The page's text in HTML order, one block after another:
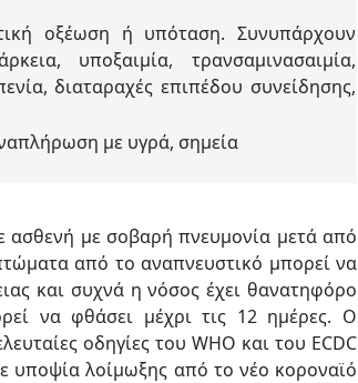
οξέωση ή υπόταση. Συνυπάρχουν
υποξαιμία, τρανσαμινασαιμία,
διαταραχές επιπέδου συνείδησης,
με υγρά, σημεία
ασθενή με σοβαρή πνευμονία μετά από
από το αναπνευστικό μπορεί να
και συχνά η νόσος έχει θανατηφόρο
να φθάσει μέχρι τις 12 ημέρες. Ο
οδηγίες του WHO και του ECDC
υποψία λοίμωξης από το νέο κοροναϊό